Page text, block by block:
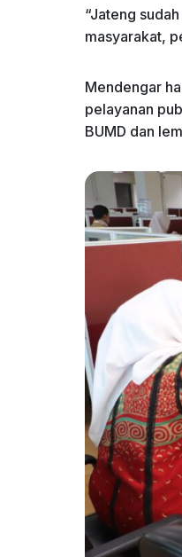
“Jateng
masyarakat,
Mendengar
pelayanan
BUMD dan